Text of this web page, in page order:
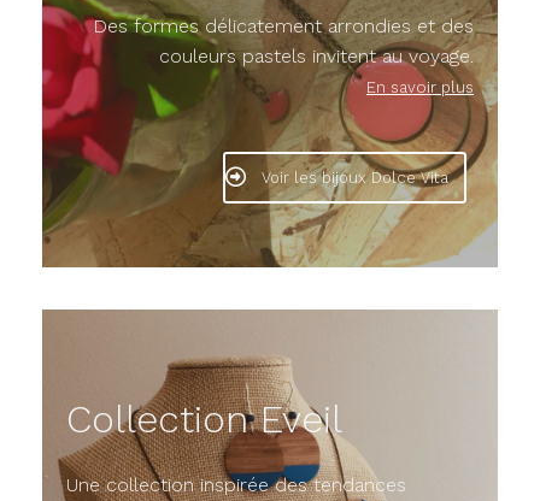
Des formes délicatement arrondies et des
couleurs pastels invitent au voyage.
En savoir plus
Voir les bijoux Dolce Vita
Collection Eveil
Une collection inspirée des tendances